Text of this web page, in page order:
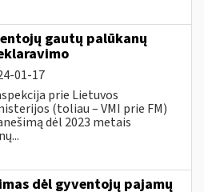
gautų palūkanų
01-17
prie Lietuvos
(toliau – VMI prie FM)
dėl 2023 metais
dėl gyventojų pajamų